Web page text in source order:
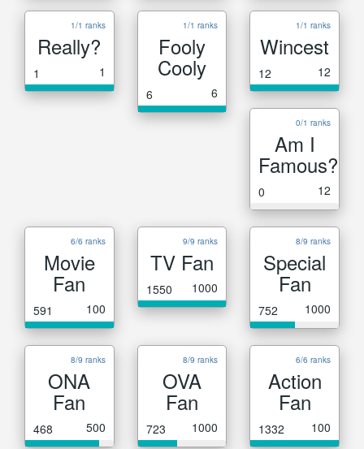
1/1 ranks
Really?
1 1
1/1 ranks
Fooly
Cooly
6 6
1/1 ranks
Wincest
12 12
0/1 ranks
Am I
Famous?
0 12
6/6 ranks
Movie
Fan
591 100
9/9 ranks
TV Fan
1550 1000
8/9 ranks
Special
Fan
752 1000
8/9 ranks
ONA
Fan
468 500
8/9 ranks
OVA
Fan
723 1000
6/6 ranks
Action
Fan
1332 100